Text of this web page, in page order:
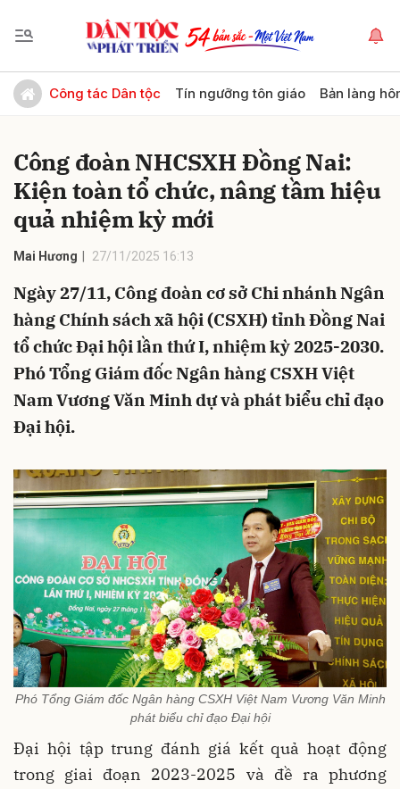
Công tác Dân tộc Tín ngưỡng tôn giáo Bản làng
Công đoàn NHCSXH Đồng Nai:
Kiện toàn tổ chức, nâng tầm hiệu
quả nhiệm kỳ mới
Mai Hương 27/11/2025 16:13
Ngày 27/11, Công đoàn cơ sở Chi nhánh Ngân
hàng Chính sách xã hội (CSXH) tỉnh Đồng Nai
tổ chức Đại hội lần thứ I, nhiệm kỳ 2025-2030.
Phó Tổng Giám đốc Ngân hàng CSXH Việt
Nam Vương Văn Minh dự và phát biểu chỉ đạo
Đại hội.
Phó Tổng Giám đốc Ngân hàng CSXH Việt Nam Vương Văn Minh
phát biểu chỉ đạo Đại hội
Đại hội tập trung đánh giá kết quả hoạt động
trong giai đoạn 2023-2025 và đề ra phương
Gửi bình luận